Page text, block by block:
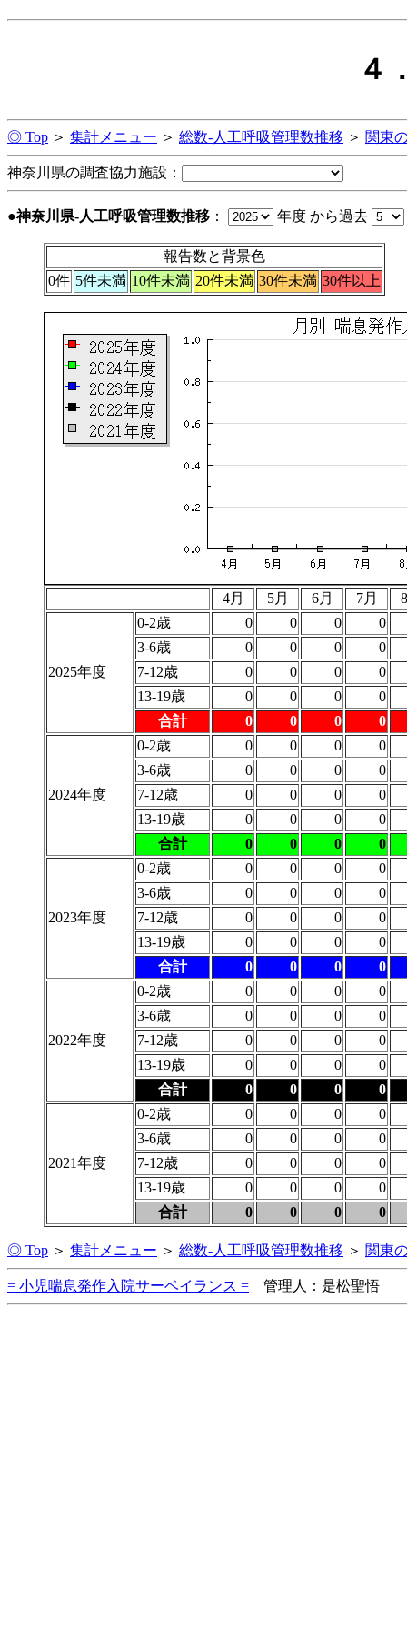
４
◎ Top ＞ 集計メニュー ＞ 総数-人工呼吸管理数推移 ＞ 関東
神奈川県の調査協力施設：
●神奈川県-人工呼吸管理数推移 ： 年度 から過去
報告数と背景色
0件 5件未満 10件未満 20件未満 30件未満 30件以上
4月 5月 6月 7月
2025年度
0-2歳 0 0 0
0
3-6歳
0 0 0
0
7-12歳
0 0 0
0
13-19歳
0 0 0
0
合計
0 0 0 0
2024年度
0-2歳 0 0 0
0
3-6歳
0 0 0
0
7-12歳
0 0 0
0
13-19歳
0 0 0
0
合計
0 0 0 0
2023年度
0-2歳 0 0 0
0
3-6歳
0 0 0
0
7-12歳
0 0 0
0
13-19歳
0 0 0
0
合計
0 0 0 0
2022年度
0-2歳 0 0 0
0
3-6歳
0 0 0
0
7-12歳
0 0 0
0
13-19歳
0 0 0
0
合計
0 0 0 0
2021年度
0-2歳 0 0 0
0
3-6歳
0 0 0
0
7-12歳
0 0 0
0
13-19歳
0 0 0
0
合計
0 0 0 0
◎ Top ＞ 集計メニュー ＞ 総数-人工呼吸管理数推移 ＞ 関東
= 小児喘息発作入院サーベイランス = 管理人：是松聖悟